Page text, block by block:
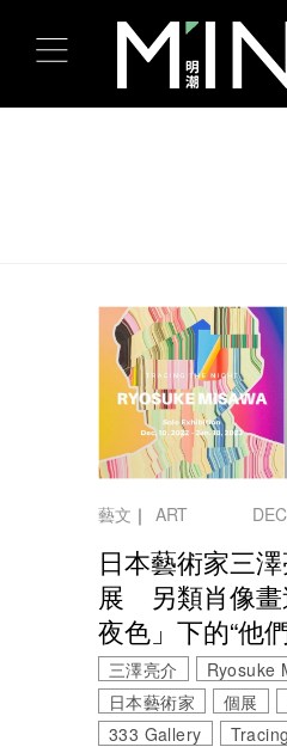
藝文 ｜ ART
日本藝術家三
展 另類肖像畫
夜色」下的“他
三澤亮介
Ryosuke
日本藝術家
個展
333 Gallery